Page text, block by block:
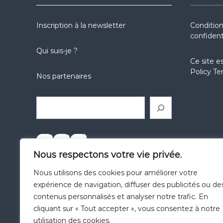
Nous respectons votre vie privée.
Nous utilisons des cookies pour améliorer votre
expérience de navigation, diffuser des publicités ou
contenus personnalisés et analyser notre trafic. En
cliquant sur « Tout accepter », vous consentez à notre
utilisation des cookies.
Inscription à la newsletter
Qui suis-je ?
Nos partenaires
réseaux sociauxréseaux sociauxréseaux sociaux
Catégories
Ce site
Policy